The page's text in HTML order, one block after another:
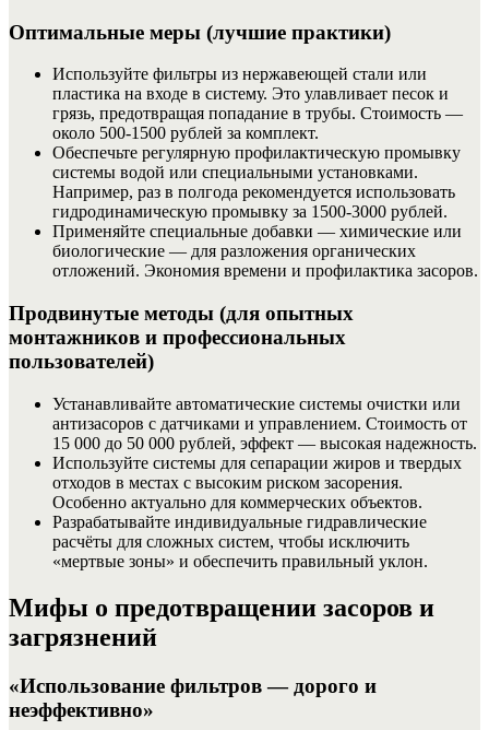
Оптимальные меры (лучшие практики)
Используйте фильтры из нержавеющей стали или
пластика на входе в систему. Это улавливает песок и
грязь, предотвращая попадание в трубы. Стоимость —
около 500-1500 рублей за комплект.
Обеспечьте регулярную профилактическую промывку
системы водой или специальными установками.
Например, раз в полгода рекомендуется использовать
гидродинамическую промывку за 1500-3000 рублей.
Применяйте специальные добавки — химические или
биологические — для разложения органических
отложений. Экономия времени и профилактика засоров.
Продвинутые методы (для опытных
монтажников и профессиональных
пользователей)
Устанавливайте автоматические системы очистки или
антизасоров с датчиками и управлением. Стоимость от
15 000 до 50 000 рублей, эффект — высокая надежность.
Используйте системы для сепарации жиров и твердых
отходов в местах с высоким риском засорения.
Особенно актуально для коммерческих объектов.
Разрабатывайте индивидуальные гидравлические
расчёты для сложных систем, чтобы исключить
«мертвые зоны» и обеспечить правильный уклон.
Мифы о предотвращении засоров и
загрязнений
«Использование фильтров — дорого и
неэффективно»